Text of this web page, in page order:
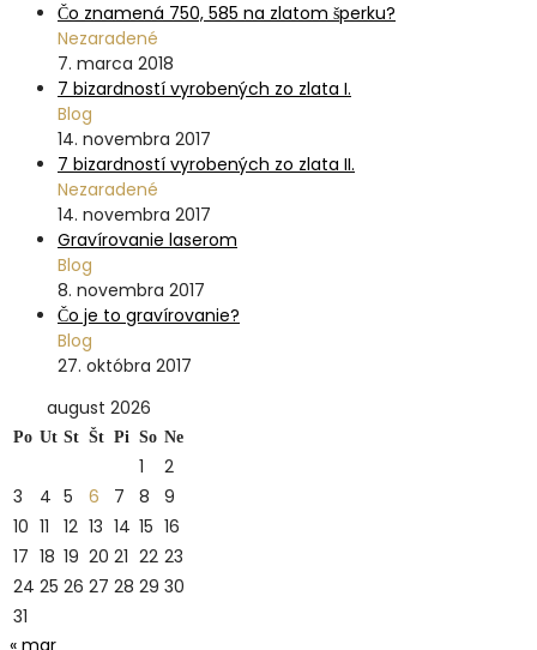
Čo znamená 750, 585 na zlatom šperku?
Nezaradené
7. marca 2018
7 bizardností vyrobených zo zlata I.
Blog
14. novembra 2017
7 bizardností vyrobených zo zlata II.
Nezaradené
14. novembra 2017
Gravírovanie laserom
Blog
8. novembra 2017
Čo je to gravírovanie?
Blog
27. októbra 2017
august 2026
Po Ut St Št Pi So Ne
1
2
3
4 5 6 7 8
9
10 11 12 13 14 15 16
17 18 19 20 21 22 23
24 25 26 27 28 29 30
31